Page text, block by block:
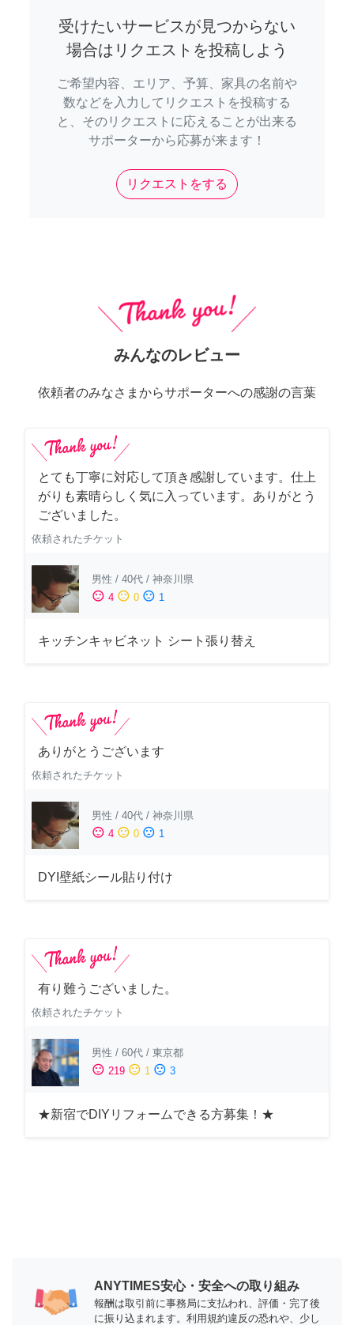
受けたいサービスが見つからない
場合はリクエストを投稿しよう
ご希望内容、エリア、予算、家具の名前や
数などを入力してリクエストを投稿する
と、そのリクエストに応えることが出来る
サポーターから応募が来ます！
リクエストをする
みんなのレビュー
依頼者のみなさまからサポーターへの感謝の言葉
とても丁寧に対応して頂き感謝しています。仕上
がりも素晴らしく気に入っています。ありがとう
ございました。
依頼されたチケット
男性 / 40代 / 神奈川県
sentiment_satisfied 4 sentiment_neutral 0 sentiment_dissatisfied 1
キッチンキャビネット シート張り替え
ありがとうございます
依頼されたチケット
男性 / 40代 / 神奈川県
sentiment_satisfied 4 sentiment_neutral 0 sentiment_dissatisfied 1
DYI壁紙シール貼り付け
有り難うございました。
依頼されたチケット
男性 / 60代 / 東京都
sentiment_satisfied 219 sentiment_neutral 1 sentiment_dissatisfied 3
★新宿でDIYリフォームできる方募集！★
ANYTIMES安心・安全への取り組み
報酬は取引前に事務局に支払われ、評価・完了後
に振り込まれます。利用規約違反の恐れや、少し